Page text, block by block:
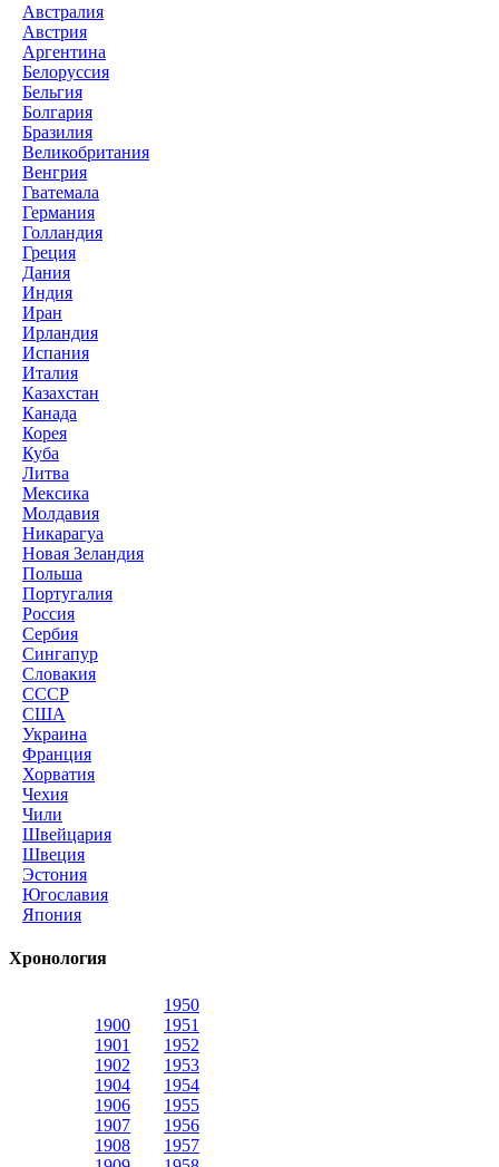
Австралия
Австрия
Аргентина
Белоруссия
Бельгия
Болгария
Бразилия
Великобритания
Венгрия
Гватемала
Германия
Голландия
Греция
Дания
Индия
Иран
Ирландия
Испания
Италия
Казахстан
Канада
Корея
Куба
Литва
Мексика
Молдавия
Никарагуа
Новая Зеландия
Польша
Португалия
Россия
Сербия
Сингапур
Словакия
СССР
США
Украина
Франция
Хорватия
Чехия
Чили
Швейцария
Швеция
Эстония
Югославия
Япония
Хронология
1900
1901
1902
1904
1906
1907
1908
1950
1951
1952
1953
1954
1955
1956
1957